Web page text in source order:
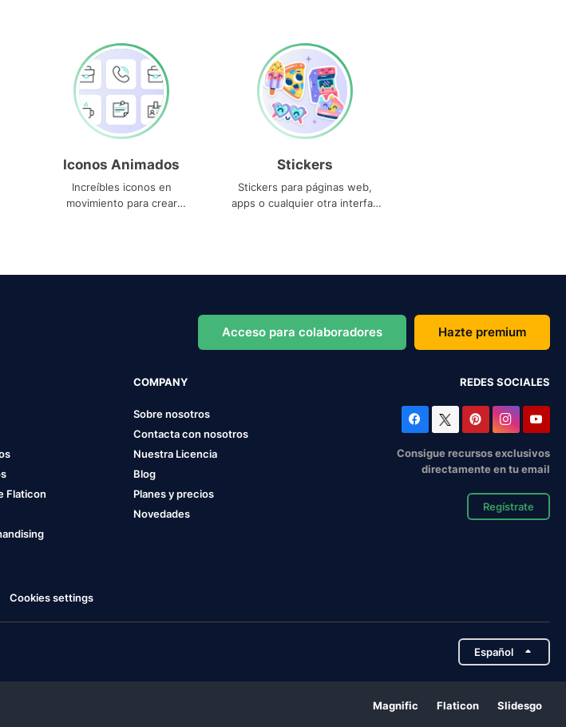
Iconos Animados
Increíbles iconos en
movimiento para crear
Stickers
Stickers para páginas web,
apps o cualquier otra interfaz
Acceso para colaboradores Hazte premium
Flaticon
COMPANY
Sobre nosotros
Contacta con nosotros
Nuestra Licencia
Blog
Planes y precios
Novedades
REDES SOCIALES
Consigue recursos exclusivos
directamente en tu email
Regístrate
Cookies settings
Español
Magnific Flaticon Slidesgo